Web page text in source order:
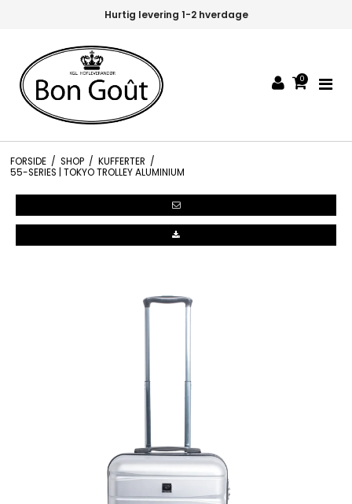
Hurtig levering 1-2 hverdage
0
FORSIDE / SHOP / KUFFERTER /
55-SERIES | TOKYO TROLLEY ALUMINIUM